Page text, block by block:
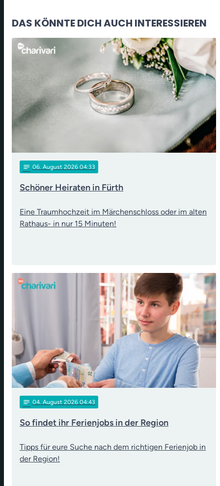
DAS KÖNNTE DICH AUCH INTERESSIEREN
notes 06 . August 2026 04:33
Schöner Heiraten in Fürth
Eine Traumhochzeit im Märchenschloss oder im alten
Rathaus- in nur 15 Minuten!
notes 04. August 2026 04:43
So findet ihr Ferienjobs in der Region
Tipps für eure Suche nach dem richtigen Ferienjob in
der Region!